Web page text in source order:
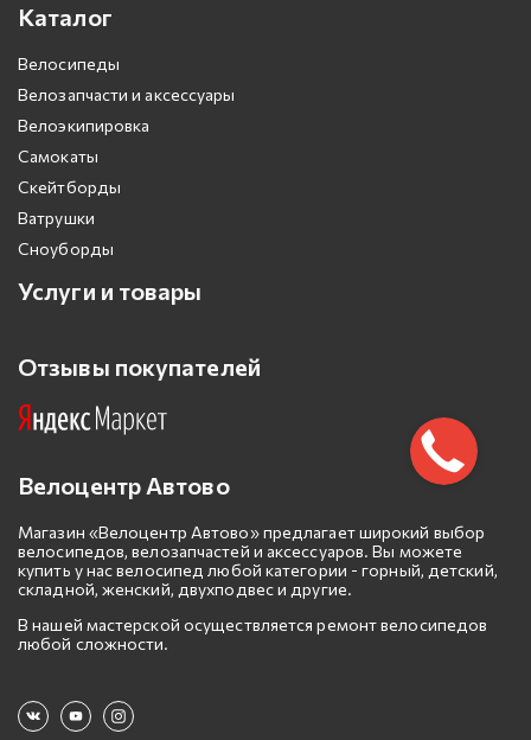
Каталог
Велосипеды
Велозапчасти и аксессуары
Велоэкипировка
Самокаты
Скейтборды
Ватрушки
Сноуборды
Услуги и товары
Отзывы покупателей
Велоцентр Автово
Магазин «Велоцентр Автово» предлагает широкий выбор
велосипедов, велозапчастей и аксессуаров. Вы можете
купить у нас велосипед любой категории - горный, детский,
складной, женский, двухподвес и другие.
В нашей мастерской осуществляется ремонт велосипедов
любой сложности.